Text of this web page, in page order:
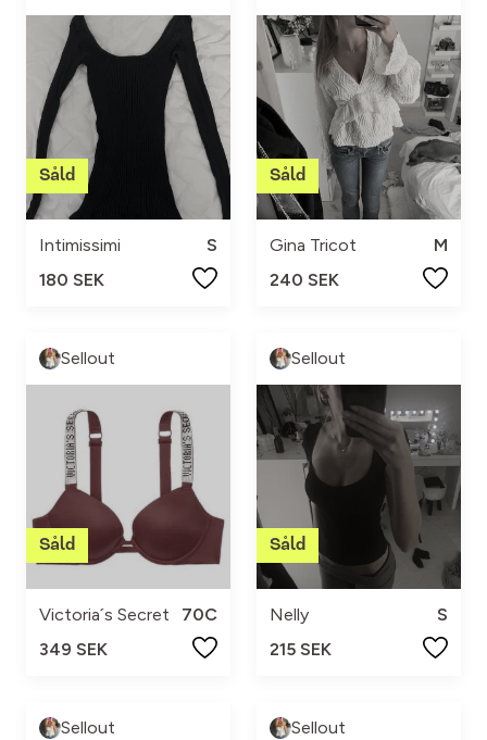
Intimissimi
S
180 SEK
Gina Tricot
M
240 SEK
Sellout
Victoria´s Secret
70C
349 SEK
Sellout
Nelly
S
215 SEK
Sellout Sellout